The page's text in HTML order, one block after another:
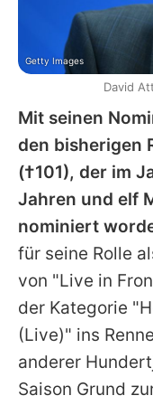
Mit seinen
den bisherigen
(†101), der im
Jahren und elf
nominiert
für seine Rolle
von "Live in
der Kategorie
(Live)" ins
anderer
Saison Grund
Getty Images
David